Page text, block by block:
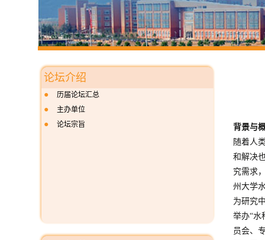
论坛介绍
● 历届论坛汇总
● 主办单位
● 论坛宗旨
背景与
随着人
和解决
究需求
州大学
为研究
举办“水
员会、